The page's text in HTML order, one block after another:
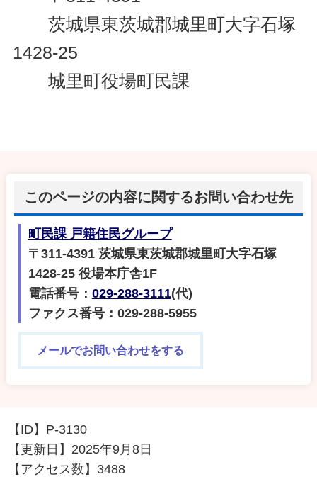
茨城県東茨城郡城里町大字石塚
1428-25
城里町役場町民課
このページの内容に関するお問い合わせ先
町民課 戸籍住民グループ
〒311-4391 茨城県東茨城郡城里町大字石塚
1428-25 役場本庁舎1F
電話番号： 029-288-3111(代)
ファクス番号：029-288-5955
メールでお問い合わせをする
【ID】 P-3130
【更新日】 2025年9月8日
【アクセス数】 3488